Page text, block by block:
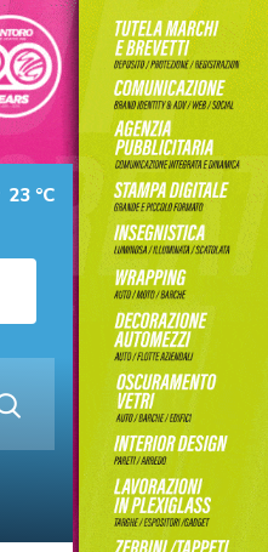
23 °C